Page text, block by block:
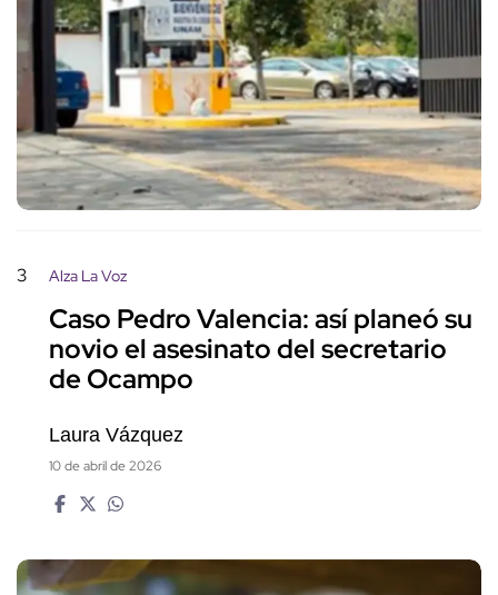
3 Alza La Voz
Caso Pedro Valencia: así planeó su
novio el asesinato del secretario
de Ocampo
Laura Vázquez
10 de abril de 2026